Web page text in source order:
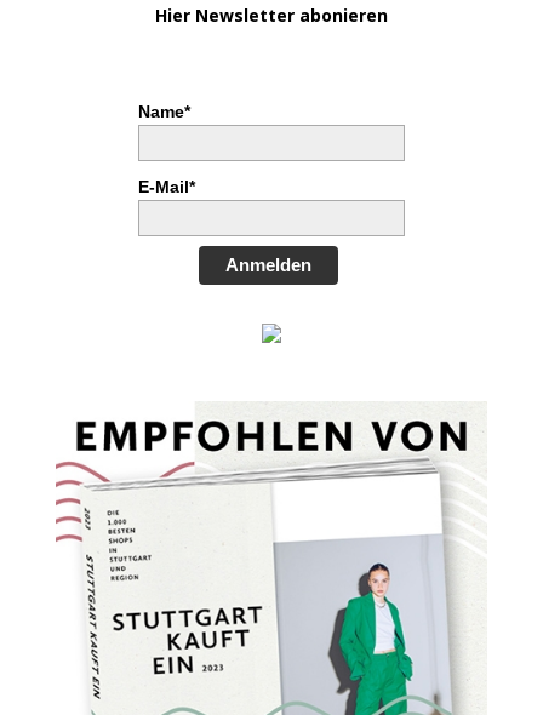
Hier Newsletter abonieren
Name*
E-Mail*
Anmelden